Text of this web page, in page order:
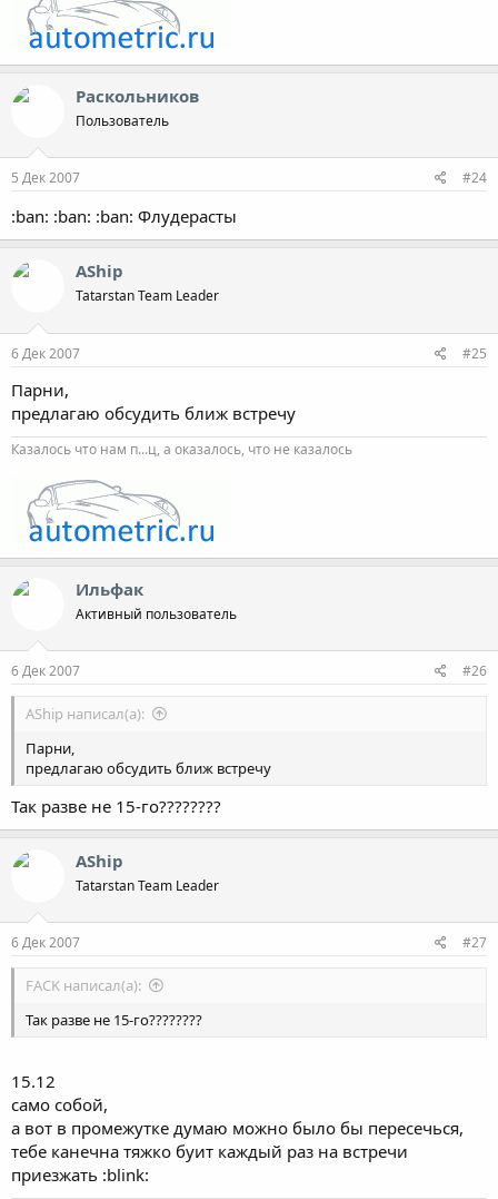
Раскольников
Пользователь
5 Дек 2007 #24
:ban: :ban: :ban: Флудерасты
AShip
Tatarstan Team Leader
6 Дек 2007 #25
Парни,
предлагаю обсудить ближ встречу
Казалось что нам п...ц, а оказалось, что не казалось
Ильфак
Активный пользователь
6 Дек 2007 #26
AShip написал(а):
Парни,
предлагаю обсудить ближ встречу
Так разве не 15-го????????
AShip
Tatarstan Team Leader
6 Дек 2007 #27
FACK написал(а):
Так разве не 15-го????????
15.12
само собой,
а вот в промежутке думаю можно было бы пересечься,
тебе канечна тяжко буит каждый раз на встречи
приезжать :blink: